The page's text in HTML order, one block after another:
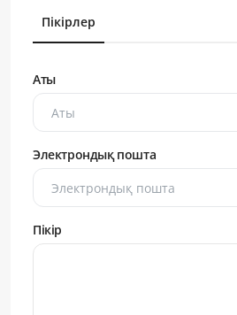
Пікірлер
Аты
Электрондық пошта
Пікір